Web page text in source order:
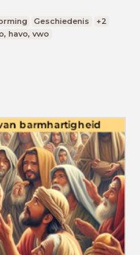
Geschiedenis
+2
havo, vwo